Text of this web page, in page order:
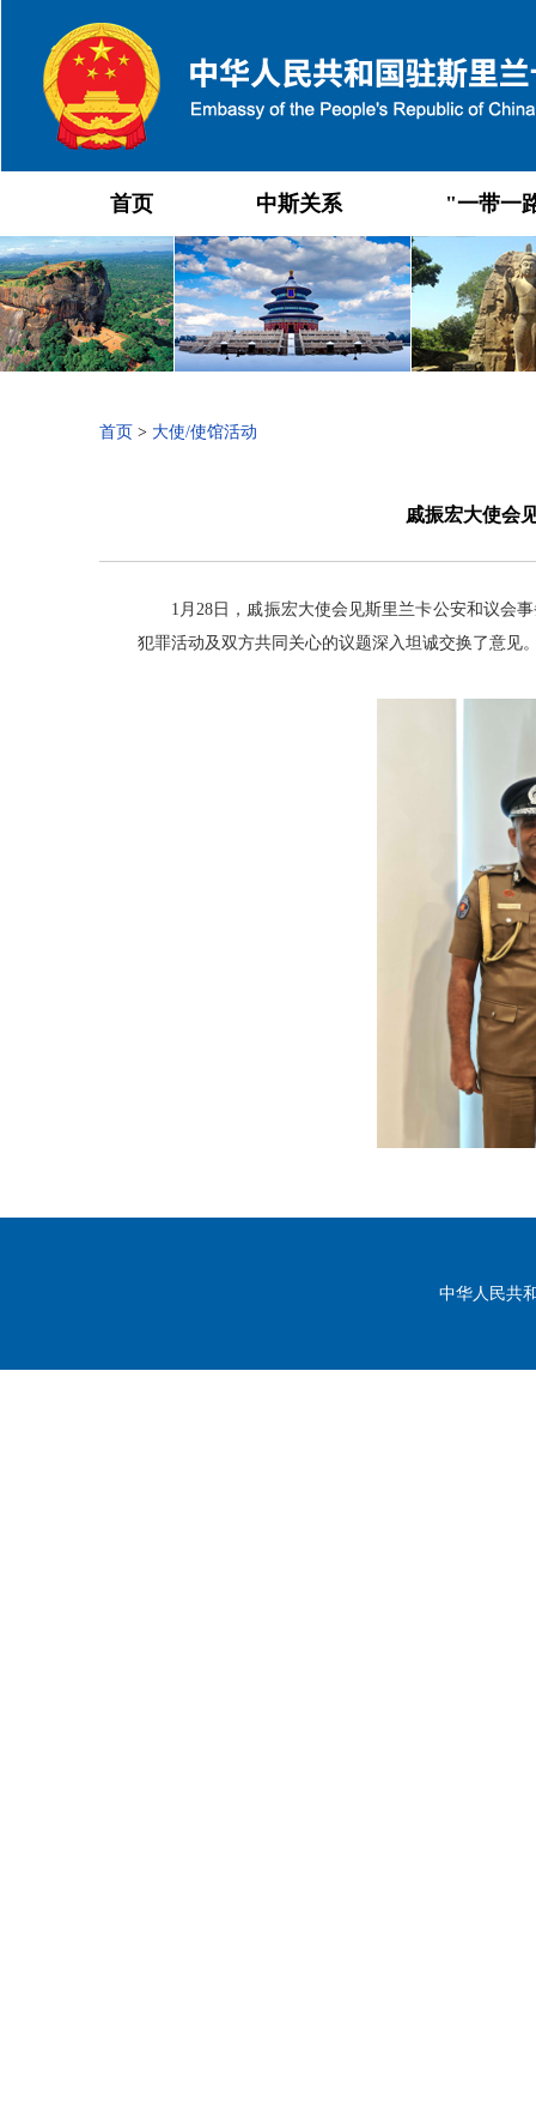
首页 中斯关系 "一带一
首页 > 大使/使馆活动
戚振宏大使会
1月28日，戚振宏大使会见斯里兰卡公安和议会
犯罪活动及双方共同关心的议题深入坦诚交换了意见
中华人民共